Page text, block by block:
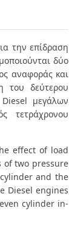
την επίδραση
δύο
αναφοράς και
του δεύτερου
μεγάλων
τετράχρονου
effect of load
of two pressure
and the
Diesel engines
cylinder in-